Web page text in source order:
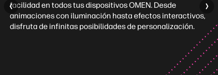
facilidad en todos tus dispositivos OMEN. Desde
animaciones con iluminación hasta efectos interactivos,
disfruta de infinitas posibilidades de personalización.